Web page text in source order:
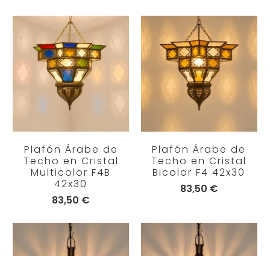
Plafón Árabe de
Techo en Cristal
Multicolor F4B
42x30
83,50 €
Plafón Árabe de
Techo en Cristal
Bicolor F4 42x30
83,50 €